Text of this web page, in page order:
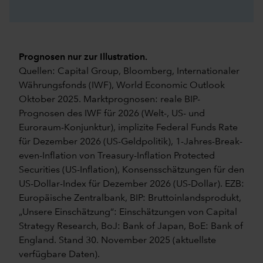
Prognosen nur zur Illustration.
Quellen: Capital Group, Bloomberg, Internationaler
Währungsfonds (IWF), World Economic Outlook
Oktober 2025. Marktprognosen: reale BIP-
Prognosen des IWF für 2026 (Welt-, US- und
Euroraum-Konjunktur), implizite Federal Funds Rate
für Dezember 2026 (US-Geldpolitik), 1-Jahres-Break-
even-Inflation von Treasury-Inflation Protected
Securities (US-Inflation), Konsensschätzungen für den
US-Dollar-Index für Dezember 2026 (US-Dollar). EZB:
Europäische Zentralbank, BIP: Bruttoinlandsprodukt,
„Unsere Einschätzung“: Einschätzungen von Capital
Strategy Research, BoJ: Bank of Japan, BoE: Bank of
England. Stand 30. November 2025 (aktuellste
verfügbare Daten).